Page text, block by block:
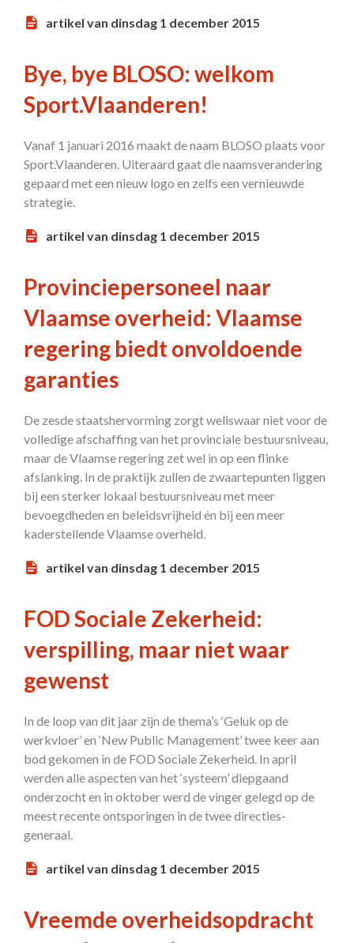
artikel van dinsdag 1 december 2015
Bye, bye BLOSO: welkom
Sport.Vlaanderen!
Vanaf 1 januari 2016 maakt de naam BLOSO plaats voor
Sport.Vlaanderen. Uiteraard gaat die naamsverandering
gepaard met een nieuw logo en zelfs een vernieuwde
strategie.
artikel van dinsdag 1 december 2015
Provinciepersoneel naar
Vlaamse overheid: Vlaamse
regering biedt onvoldoende
garanties
De zesde staatshervorming zorgt weliswaar niet voor de
volledige afschaffing van het provinciale bestuursniveau,
maar de Vlaamse regering zet wel in op een flinke
afslanking. In de praktijk zullen de zwaartepunten liggen
bij een sterker lokaal bestuursniveau met meer
bevoegdheden en beleidsvrijheid én bij een meer
kaderstellende Vlaamse overheid.
artikel van dinsdag 1 december 2015
FOD Sociale Zekerheid:
verspilling, maar niet waar
gewenst
In de loop van dit jaar zijn de thema’s ‘Geluk op de
werkvloer’ en ‘New Public Management’ twee keer aan
bod gekomen in de FOD Sociale Zekerheid. In april
werden alle aspecten van het ‘systeem’ diepgaand
onderzocht en in oktober werd de vinger gelegd op de
meest recente ontsporingen in de twee directies-
generaal.
artikel van dinsdag 1 december 2015
Vreemde overheidsopdracht